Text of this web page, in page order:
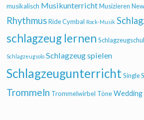
musikalisch MusikunterrichtMusizieren
RhythmusRide Cymbal Rock-Musik
schlagzeug lernen
Schlagzeugsolo Schlagzeug spielen
SchlagzeugunterrichtSingle
Trommeln Trommelwirbel TöneWedding